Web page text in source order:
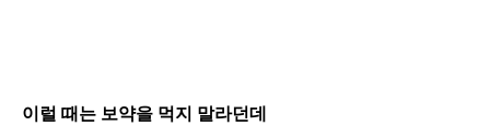
이럴 때는 보약을 먹지 말라던데